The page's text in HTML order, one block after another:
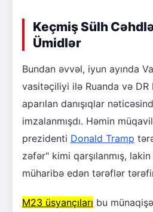
Keçmiş Sülh
Ümidlər
Bundan əvvəl, iyun ayında
vasitəçiliyi ilə Ruanda və DR
aparılan danışıqlar
imzalanmışdı. Həmin
prezidenti Donald Tramp
zəfər" kimi qarşılanmış,
müharibə edən tərəflər
M23 üsyançıları bu